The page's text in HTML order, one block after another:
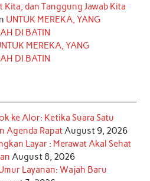
n dan Tanggung Jawab Kita
UNTUK MEREKA, YANG
DI BATIN
MEREKA, YANG
DI BATIN
ke Alor: Ketika Suara Satu
Agenda RapatAugust 9, 2026
Layar : Merawat Akal Sehat
August 8, 2026
Layanan: Wajah Baru